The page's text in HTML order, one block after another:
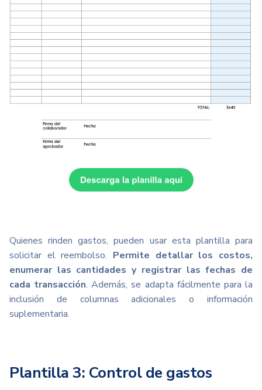
Quienes rinden gastos, pueden usar esta plantilla para
solicitar el reembolso. Permite detallar los costos,
enumerar las cantidades y registrar las fechas de
cada transacción. Además, se adapta fácilmente para la
inclusión de columnas adicionales o información
suplementaria.
Plantilla 3: Control de gastos